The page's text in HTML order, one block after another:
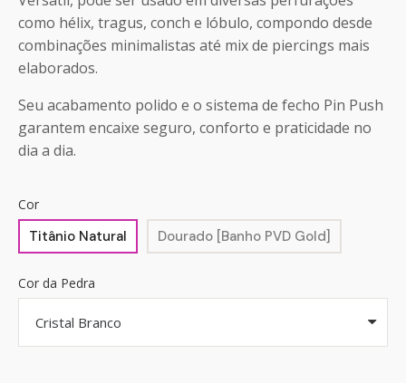
como hélix, tragus, conch e lóbulo, compondo desde
combinações minimalistas até mix de piercings mais
elaborados.
Seu acabamento polido e o sistema de fecho Pin Push
garantem encaixe seguro, conforto e praticidade no
dia a dia.
Cor
Titânio Natural Dourado [Banho PVD Gold]
Cor da Pedra